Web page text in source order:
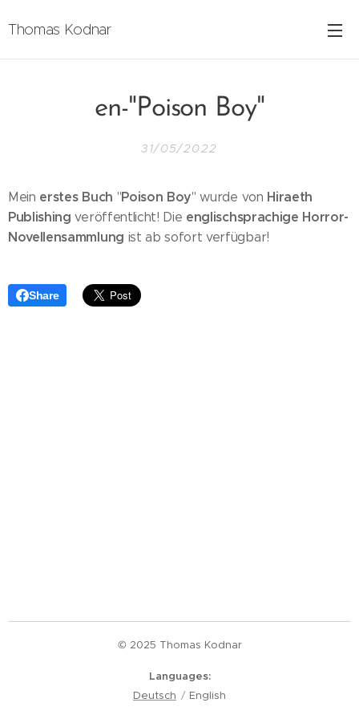
Thomas Kodnar
en-"Poison Boy"
31/05/2022
Mein erstes Buch "Poison Boy" wurde von Hiraeth
Publishing veröffentlicht! Die englischsprachige Horror-
Novellensammlung ist ab sofort verfügbar!
Share
© 2025 Thomas Kodnar
Languages
Deutsch
English